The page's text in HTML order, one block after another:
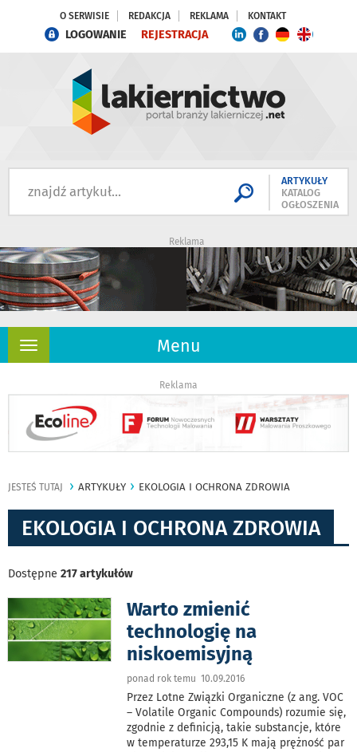
O SERWISIE REDAKCJA REKLAMA KONTAKT
LOGOWANIE REJESTRACJA
ARTYKUŁY
KATALOG
OGŁOSZENIA
Reklama
Menu
Rozwiń
Reklama
JESTEŚ TUTAJ ARTYKUŁY EKOLOGIA I OCHRONA ZDROWIA
EKOLOGIA I OCHRONA ZDROWIA
Dostępne 217 artykułów
Warto zmienić
technologię na
niskoemisyjną
ponad rok temu 10.09.2016
Przez Lotne Związki Organiczne (z ang. VOC
– Volatile Organic Compounds) rozumie się,
zgodnie z definicją, takie substancje, które
w temperaturze 293,15 K mają prężność par